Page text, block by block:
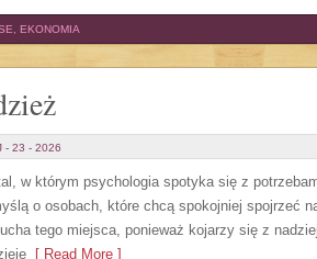
EKONOMIA
- 23 - 2026
w którym psychologia spotyka się z
o osobach, które chcą spokojniej spojrzeć
tego miejsca, ponieważ kojarzy się z
[ Read More ]